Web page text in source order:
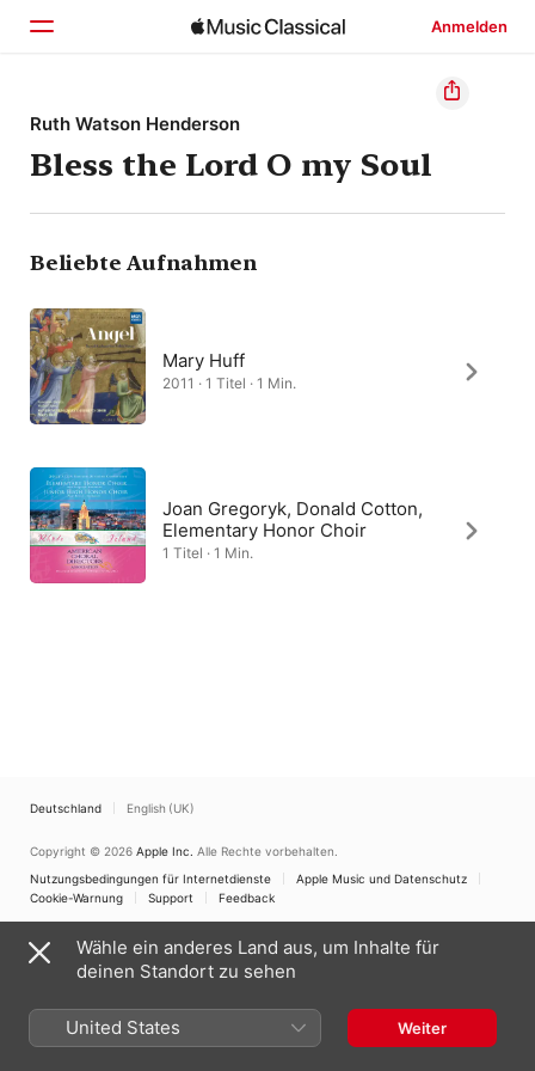
Anmelden
Startseite
Entdecken
Suchen
Ruth Watson Henderson
Bless the Lord O my Soul
Beliebte Aufnahmen
Mary Huff
2011 · 1 Titel · 1 Min.
Joan Gregoryk, Donald Cotton,
Elementary Honor Choir
1 Titel · 1 Min.
Deutschland English (UK)
Copyright © 2026 Apple Inc. Alle Rechte vorbehalten.
Nutzungsbedingungen für Internetdienste
Apple Music und Datenschutz
Cookie-Warnung
Support Feedback
Wähle ein anderes Land aus, um Inhalte für
deinen Standort zu sehen
United States Weiter